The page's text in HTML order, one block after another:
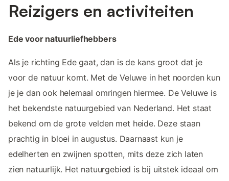
Reizigers en activiteiten
Ede voor natuurliefhebbers
Als je richting Ede gaat, dan is de kans groot dat je
voor de natuur komt. Met de Veluwe in het noorden kun
je je dan ook helemaal omringen hiermee. De Veluwe is
het bekendste natuurgebied van Nederland. Het staat
bekend om de grote velden met heide. Deze staan
prachtig in bloei in augustus. Daarnaast kun je
edelherten en zwijnen spotten, mits deze zich laten
zien natuurlijk. Het natuurgebied is bij uitstek ideaal om